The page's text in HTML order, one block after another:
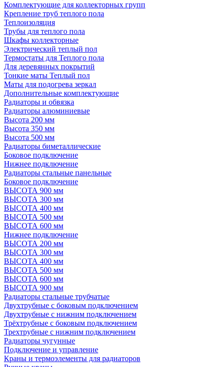
Комплектующие для коллекторных групп
Крепление труб теплого пола
Теплоизоляция
Трубы для теплого пола
Шкафы коллекторные
Электрический теплый пол
Термостаты для Теплого пола
Для деревянных покрытий
Тонкие маты Теплый пол
Маты для подогрева зеркал
Дополнительные комплектующие
Радиаторы и обвязка
Радиаторы алюминиевые
Высота 200 мм
Высота 350 мм
Высота 500 мм
Радиаторы биметаллические
Боковое подключение
Нижнее подключение
Радиаторы стальные панельные
Боковое подключение
ВЫСОТА 900 мм
ВЫСОТА 300 мм
ВЫСОТА 400 мм
ВЫСОТА 500 мм
ВЫСОТА 600 мм
Нижнее подключение
ВЫСОТА 200 мм
ВЫСОТА 300 мм
ВЫСОТА 400 мм
ВЫСОТА 500 мм
ВЫСОТА 600 мм
ВЫСОТА 900 мм
Радиаторы стальные трубчатые
Двухтрубные с боковым подключением
Двухтрубные с нижним подключением
Трёхтрубные с боковым подключением
Трехтрубные с нижним подключением
Радиаторы чугунные
Подключение и управление
Краны и термоэлементы для радиаторов